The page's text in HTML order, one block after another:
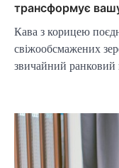
трансформує
Кава з корицею
свіжообсмажених
звичайний